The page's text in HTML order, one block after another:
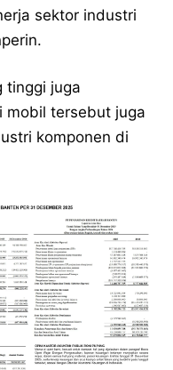
sektor industri
tinggi juga
mobil tersebut juga
komponen di